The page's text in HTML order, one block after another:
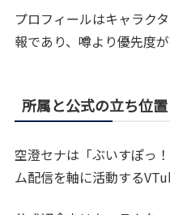
プロフィールはキャラク
報であり、噂より優先度が
所属と公式の立ち位置
空澄セナは「ぶいすぽっ
ム配信を軸に活動する